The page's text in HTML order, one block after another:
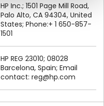
HP Inc.; 1501 Page Mill Road,
Palo Alto, CA 94304, United
States; Phone:+ 1 650-857-
1501
HP REG 23010; 08028
Barcelona, Spain; Email
contact: reg@hp.com